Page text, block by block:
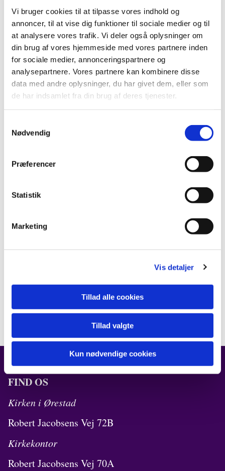
Vi bruger cookies til at tilpasse vores indhold og
annoncer, til at vise dig funktioner til sociale medier og til
at analysere vores trafik. Vi deler også oplysninger om
din brug af vores hjemmeside med vores partnere inden
for sociale medier, annonceringspartnere og
analysepartnere. Vores partnere kan kombinere disse
data med andre oplysninger, du har givet dem, eller som
de har indsamlet fra din brug af deres tjenester.
Nødvendig
Præferencer
Statistik
Marketing
Vis detaljer
Tillad alle cookies
Tillad valgte
Kun nødvendige cookies
Du vil måske også kunne
lide...
FIND OS
Kirken i Ørestad
Robert Jacobsens Vej 72B
Kirkekontor
Robert Jacobsens Vej 70A